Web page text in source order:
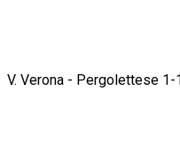
V. Verona - Pergolettese